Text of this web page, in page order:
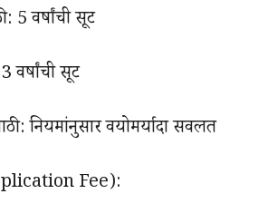
5 वर्षांची सूट
वर्षांची सूट
नियमांनुसार वयोमर्यादा सवलत
Fee):